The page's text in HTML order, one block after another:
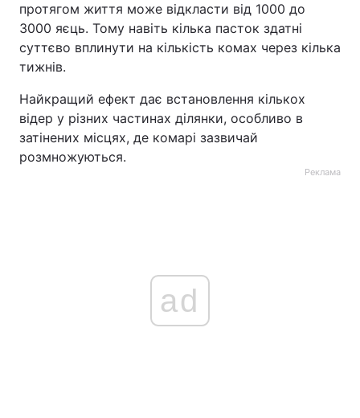
протягом життя може відкласти від 1000 до
3000 яєць. Тому навіть кілька пасток здатні
суттєво вплинути на кількість комах через кілька
тижнів.
Найкращий ефект дає встановлення кількох
відер у різних частинах ділянки, особливо в
затінених місцях, де комарі зазвичай
розмножуються.
Реклама
ad